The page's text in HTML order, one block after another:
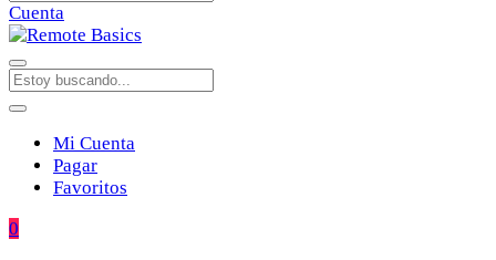
Cuenta
Mi Cuenta
Pagar
Favoritos
0